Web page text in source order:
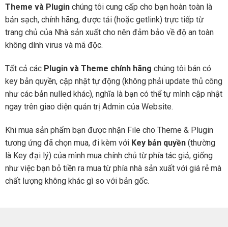
Theme và Plugin chúng tôi cung cấp cho bạn hoàn toàn là
bản sạch, chính hãng, được tải (hoặc getlink) trực tiếp từ
trang chủ của Nhà sản xuất cho nên đảm bảo về độ an toàn
không dính virus và mã độc.
Tất cả các Plugin và Theme chính hãng chúng tôi bán có
key bản quyền, cập nhật tự động (không phải update thủ công
như các bản nulled khác), nghĩa là bạn có thể tự mình cập nhật
ngay trên giao diện quản trị Admin của Website.
Khi mua sản phẩm bạn được nhận File cho Theme & Plugin
tương ứng đã chọn mua, đi kèm với Key bản quyền (thường
là Key đại lý) của mình mua chính chủ từ phía tác giả, giống
như việc bạn bỏ tiền ra mua từ phía nhà sản xuất với giá rẻ mà
chất lượng không khác gì so với bản gốc.